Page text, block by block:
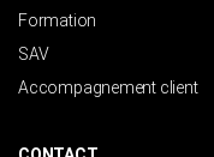
Formation
SAV
Accompagnement client